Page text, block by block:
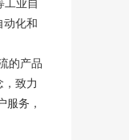
工业自
动化和
的产品
，致力
服务，